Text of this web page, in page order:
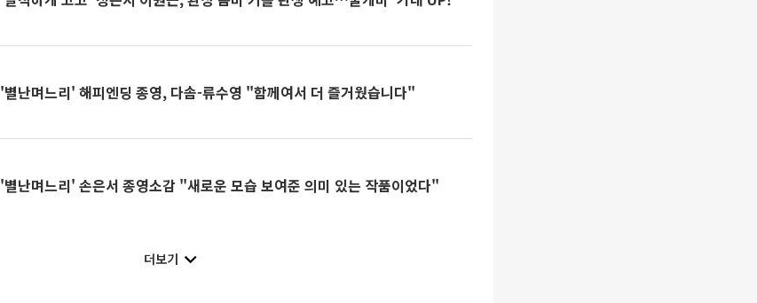
'별난며느리' 해피엔딩 종영, 다솜-류수영 "함께여서 더 즐거웠습니다"
'별난며느리' 손은서 종영소감 "새로운 모습 보여준 의미 있는 작품이었다"
더보기